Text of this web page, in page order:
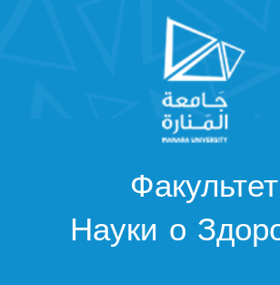
Факультет
Науки о